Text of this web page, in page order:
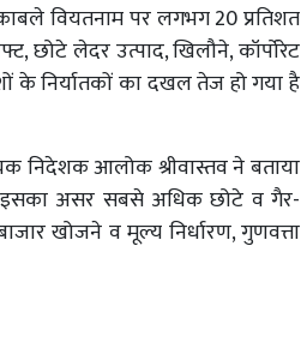
वियतनाम पर लगभग 20 प्रतिशत
छोटे लेदर उत्पाद, खिलौने, कॉर्पोरेट
के निर्यातकों का दखल तेज हो गया है
निदेशक आलोक श्रीवास्तव ने बताया
इसका असर सबसे अधिक छोटे व गैर-
खोजने व मूल्य निर्धारण, गुणवत्ता